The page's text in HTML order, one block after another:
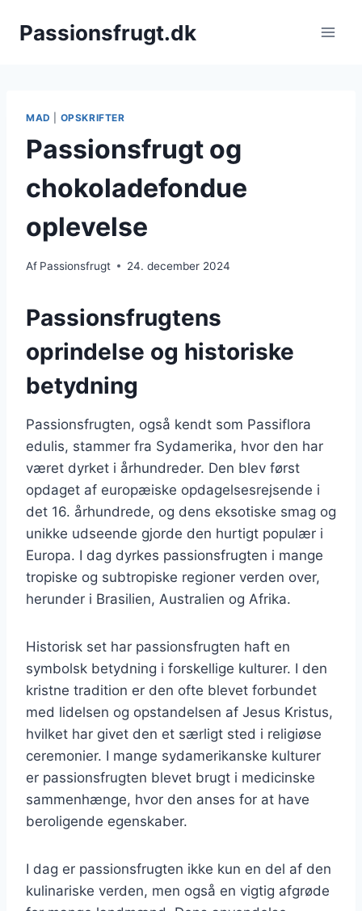
Passionsfrugt.dk
MAD OPSKRIFTER
Passionsfrugt og
chokoladefondue
oplevelse
Af Passionsfrugt 24. december 2024
Passionsfrugtens
oprindelse og historiske
betydning
Passionsfrugten, også kendt som Passiflora
edulis, stammer fra Sydamerika, hvor den har
været dyrket i århundreder. Den blev først
opdaget af europæiske opdagelsesrejsende i
det 16. århundrede, og dens eksotiske smag og
unikke udseende gjorde den hurtigt populær i
Europa. I dag dyrkes passionsfrugten i mange
tropiske og subtropiske regioner verden over,
herunder i Brasilien, Australien og Afrika.
Historisk set har passionsfrugten haft en
symbolsk betydning i forskellige kulturer. I den
kristne tradition er den ofte blevet forbundet
med lidelsen og opstandelsen af Jesus Kristus,
hvilket har givet den et særligt sted i religiøse
ceremonier. I mange sydamerikanske kulturer
er passionsfrugten blevet brugt i medicinske
sammenhænge, hvor den anses for at have
beroligende egenskaber.
I dag er passionsfrugten ikke kun en del af den
kulinariske verden, men også en vigtig afgrøde